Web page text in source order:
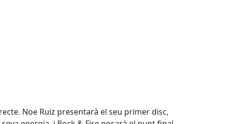
Noe Ruiz presentarà el seu primer disc,